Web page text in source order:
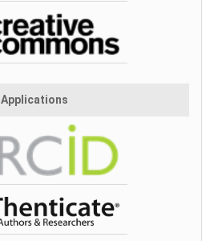
Applications